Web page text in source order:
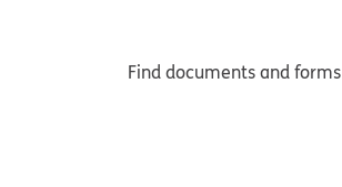
Find documents and forms